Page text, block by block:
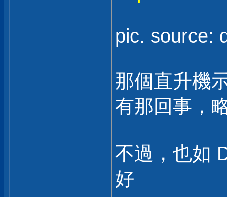
pic. source:
那個直升機
有那回事，
不過，也如
好